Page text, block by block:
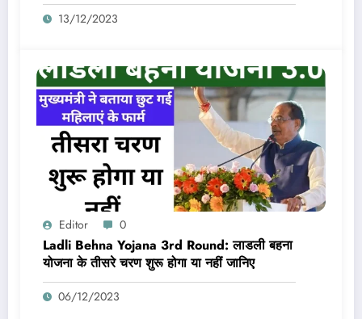
13/12/2023
Editor 0
Ladli Behna Yojana 3rd Round: लाडली बहना
योजना के तीसरे चरण शुरू होगा या नहीं जानिए
06/12/2023